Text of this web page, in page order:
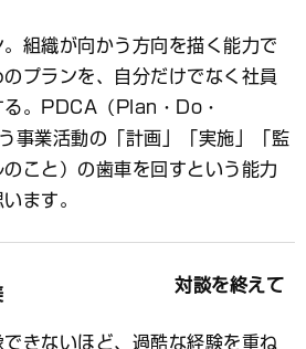
組織が向かう方向を描く能力で
プランを、自分だけでなく社員
る。PDCA（Plan・Do・
業活動の「計画」「実施」「監
こと）の歯車を回すという能力
ます。
対談を終えて
きないほど、過酷な経験を重ね